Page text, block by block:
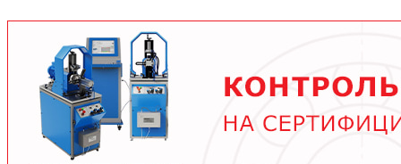
тяжелых условиях до 2 лет при нормальной
эксплуатации. Используйте только
рекомендованные производителем смазочные
материалы.